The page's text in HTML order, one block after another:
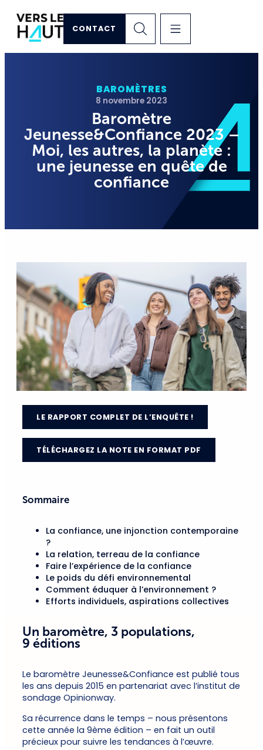
CONTACT
BAROMÈTRES
8 novembre 2023
Baromètre
Jeunesse&Confiance 2023 –
Moi, les autres, la planète :
une jeunesse en quête de
confiance
LE RAPPORT COMPLET DE L’ENQUÊTE !
TÉLÉCHARGEZ LA NOTE EN FORMAT PDF
Sommaire
La confiance, une injonction contemporaine
?
La relation, terreau de la confiance
Faire l’expérience de la confiance
Le poids du défi environnemental
Comment éduquer à l’environnement ?
Efforts individuels, aspirations collectives
Un baromètre, 3 populations,
9 éditions
Le baromètre Jeunesse&Confiance est publié tous
les ans depuis 2015 en partenariat avec l’institut de
sondage Opinionway.
Sa récurrence dans le temps – nous présentons
cette année la 9ème édition – en fait un outil
précieux pour suivre les tendances à l’œuvre.